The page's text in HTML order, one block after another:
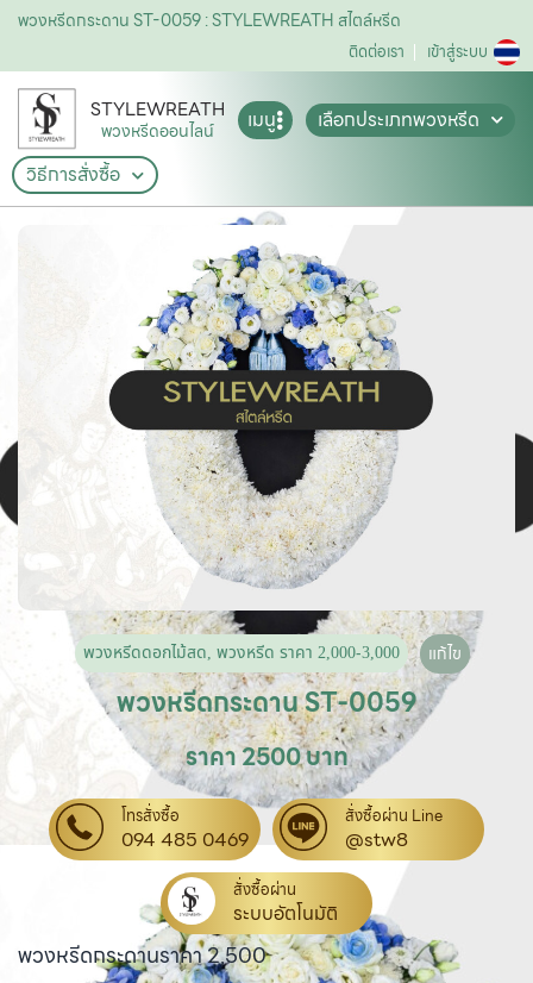
พวงหรีดกระดาน ST-0059 : STYLEWREATH สไตล์หรีด
ติดต่อเรา เข้าสู่ระบบ
STYLEWREATH
พวงหรีดออนไลน์ เมนู
เลือกประเภทพวงหรีด
วิธีการสั่งซื้อ
พวงหรีดดอกไม้สด, พวงหรีด ราคา 2,000-3,000 แก้ไข
พวงหรีดกระดาน ST-0059
ราคา 2500 บาท
โทรสั่งซื้อ
094 485 0469
สั่งซื้อผ่าน Line
@stw8
สั่งซื้อผ่าน
ระบบอัตโนมัติ
พวงหรีดกระดานราคา 2,500